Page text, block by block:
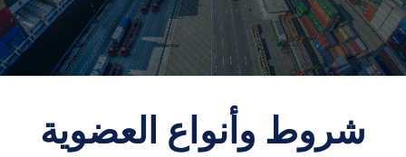
شروط وأنواع العضوية